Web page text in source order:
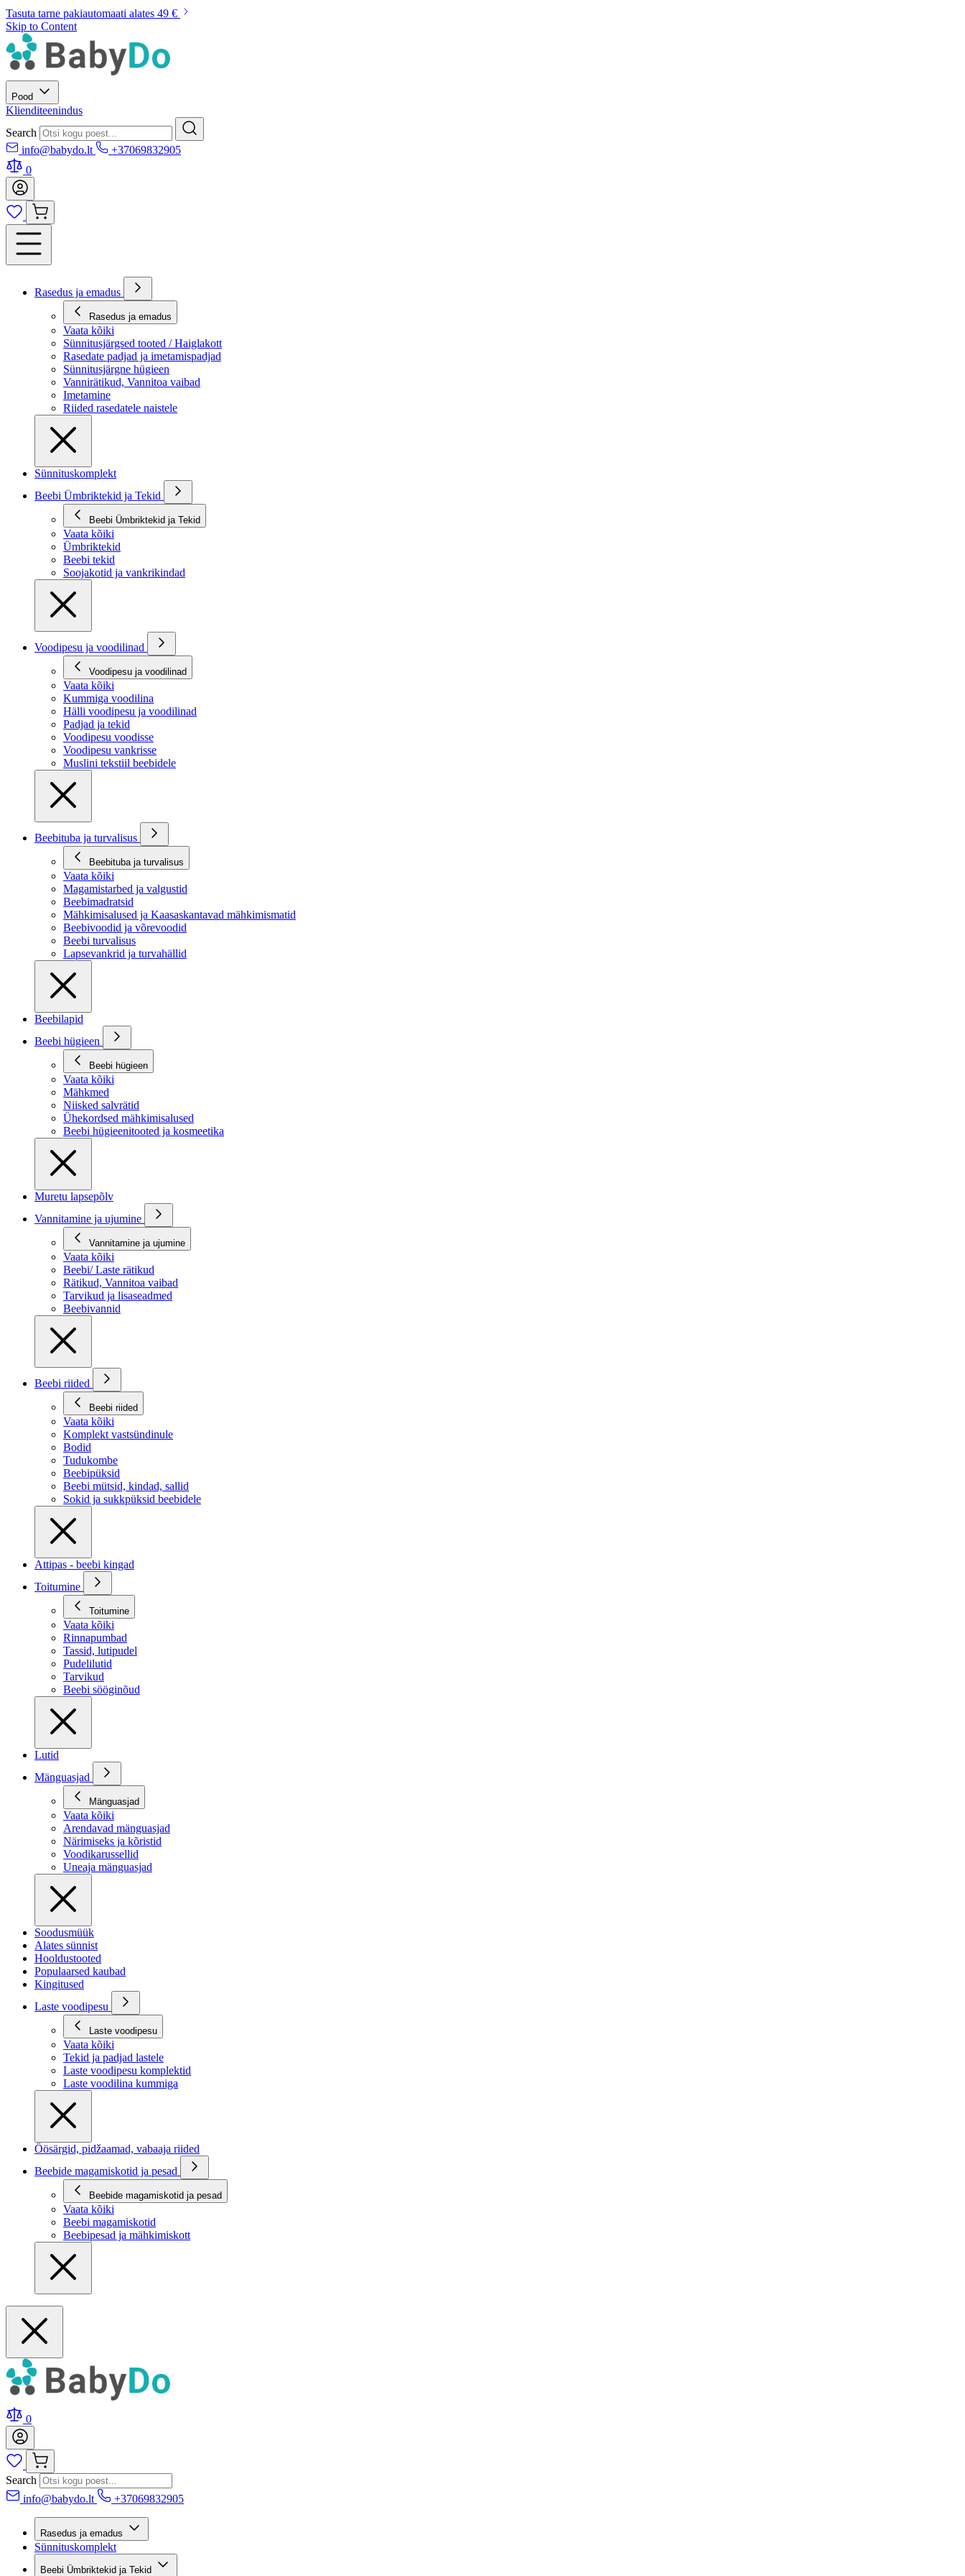
Tasuta tarne pakiautomaati alates 49 €
Skip to Content
Pood
Klienditeenindus
Search
info@babydo.lt
+37069832905
0
Rasedus ja emadus
Rasedus ja emadus
Vaata kõiki
Sünnitusjärgsed tooted / Haiglakott
Rasedate padjad ja imetamispadjad
Sünnitusjärgne hügieen
Vannirätikud, Vannitoa vaibad
Imetamine
Riided rasedatele naistele
Sünnituskomplekt
Beebi Ümbriktekid ja Tekid
Beebi Ümbriktekid ja Tekid
Vaata kõiki
Ümbriktekid
Beebi tekid
Soojakotid ja vankrikindad
Voodipesu ja voodilinad
Voodipesu ja voodilinad
Vaata kõiki
Kummiga voodilina
Hälli voodipesu ja voodilinad
Padjad ja tekid
Voodipesu voodisse
Voodipesu vankrisse
Muslini tekstiil beebidele
Beebituba ja turvalisus
Beebituba ja turvalisus
Vaata kõiki
Magamistarbed ja valgustid
Beebimadratsid
Mähkimisalused ja Kaasaskantavad mähkimismatid
Beebivoodid ja võrevoodid
Beebi turvalisus
Lapsevankrid ja turvahällid
Beebilapid
Beebi hügieen
Beebi hügieen
Vaata kõiki
Mähkmed
Niisked salvrätid
Ühekordsed mähkimisalused
Beebi hügieenitooted ja kosmeetika
Muretu lapsepõlv
Vannitamine ja ujumine
Vannitamine ja ujumine
Vaata kõiki
Beebi/ Laste rätikud
Rätikud, Vannitoa vaibad
Tarvikud ja lisaseadmed
Beebivannid
Beebi riided
Beebi riided
Vaata kõiki
Komplekt vastsündinule
Bodid
Tudukombe
Beebipüksid
Beebi mütsid, kindad, sallid
Sokid ja sukkpüksid beebidele
Attipas - beebi kingad
Toitumine
Toitumine
Vaata kõiki
Rinnapumbad
Tassid, lutipudel
Pudelilutid
Tarvikud
Beebi sööginõud
Lutid
Mänguasjad
Mänguasjad
Vaata kõiki
Arendavad mänguasjad
Närimiseks ja kõristid
Voodikarussellid
Uneaja mänguasjad
Soodusmüük
Alates sünnist
Hooldustooted
Populaarsed kaubad
Kingitused
Laste voodipesu
Laste voodipesu
Vaata kõiki
Tekid ja padjad lastele
Laste voodipesu komplektid
Laste voodilina kummiga
Öösärgid, pidžaamad, vabaaja riided
Beebide magamiskotid ja pesad
Beebide magamiskotid ja pesad
Vaata kõiki
Beebi magamiskotid
Beebipesad ja mähkimiskott
0
Search
info@babydo.lt
+37069832905
Rasedus ja emadus
Sünnituskomplekt
Beebi Ümbriktekid ja Tekid